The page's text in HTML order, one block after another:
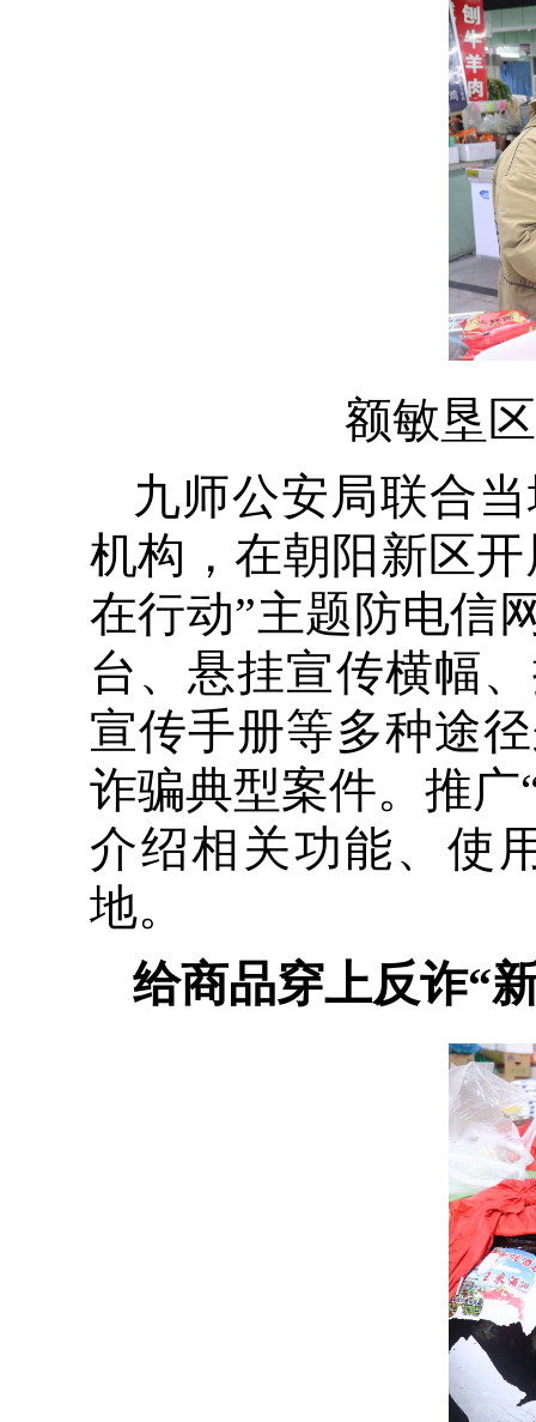
额敏垦
九师公安局联合
机构，在朝阳新区
在行动”主题防电信
台、悬挂宣传横幅
宣传手册等多种途
诈骗典型案件。推广
介绍相关功能、使
地。
给商品穿上反诈“